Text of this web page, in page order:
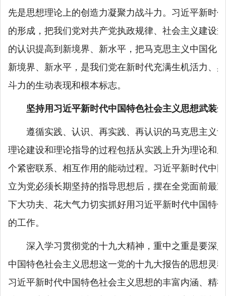
先是思想理论上的创造力凝聚力战斗力。习近平新时
的形成，把我们党对共产党执政规律、社会主义建设
的认识提高到新境界、新水平，把马克思主义中国化
新境界、新水平，是我们党在新时代充满生机活力、
斗力的生动表现和根本标志。
坚持用习近平新时代中国特色社会主义思想武装
遵循实践、认识、再实践、再认识的马克思主义
理论建设和理论指导的过程包括从实践上升为理论和
个紧密联系、相互作用的能动过程。习近平新时代中
立为党必须长期坚持的指导思想后，摆在全党面前最
下大功夫、花大气力切实抓好用习近平新时代中国特
的工作。
深入学习贯彻党的十九大精神，重中之重是要深
中国特色社会主义思想这一党的十九大报告的思想灵
习近平新时代中国特色社会主义思想的丰富内涵、精